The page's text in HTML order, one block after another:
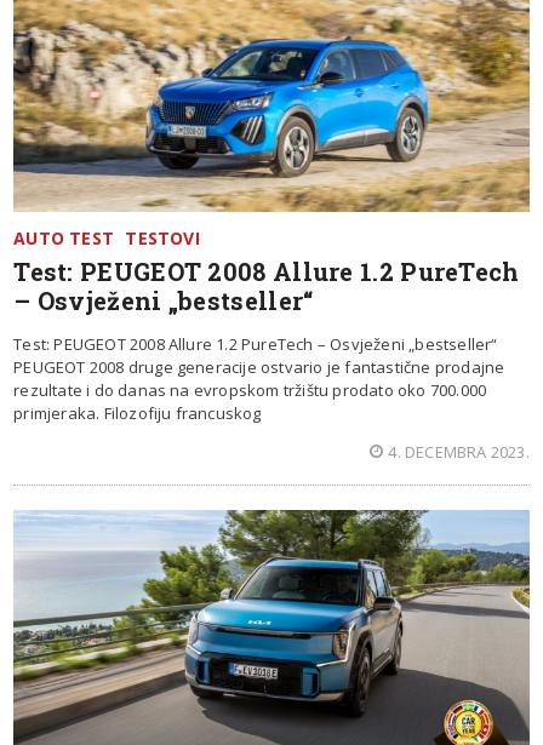
AUTO TEST TESTOVI
Test: PEUGEOT 2008 Allure 1.2 PureTech
– Osvježeni „bestseller“
Test: PEUGEOT 2008 Allure 1.2 PureTech – Osvježeni „bestseller“
PEUGEOT 2008 druge generacije ostvario je fantastične prodajne
rezultate i do danas na evropskom tržištu prodato oko 700.000
primjeraka. Filozofiju francuskog
4. DECEMBRA 2023.